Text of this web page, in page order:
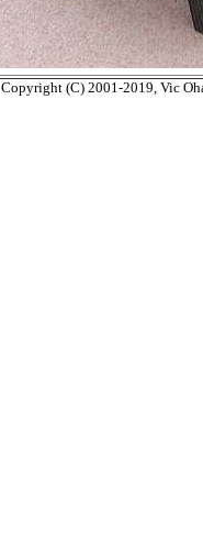
Copyright (C) 2001-2019, Vic